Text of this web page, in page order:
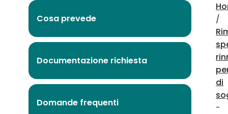
Cosa prevede
Documentazione richiesta
Domande frequenti
/
di
-